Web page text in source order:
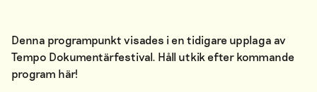
Denna programpunkt visades i en tidigare upplaga av
Tempo Dokumentärfestival. Håll utkik efter kommande
program här!